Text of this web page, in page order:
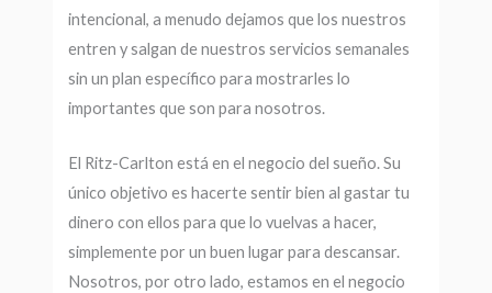
intencional, a menudo dejamos que los nuestros
entren y salgan de nuestros servicios semanales
sin un plan específico para mostrarles lo
importantes que son para nosotros.
El Ritz-Carlton está en el negocio del sueño. Su
único objetivo es hacerte sentir bien al gastar tu
dinero con ellos para que lo vuelvas a hacer,
simplemente por un buen lugar para descansar.
Nosotros, por otro lado, estamos en el negocio